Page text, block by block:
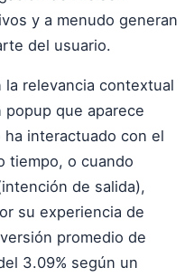
y a menudo generan
del usuario.
relevancia contextual
que aparece
interactuado con el
tiempo, o cuando
de salida),
su experiencia de
promedio de
3.09% según un